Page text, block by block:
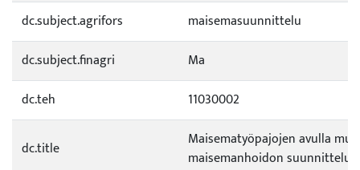
dc.subject.agrifors
maisemasuunnittelu
dc.subject.finagri
Ma
dc.teh
11030002
dc.title
Maisematyöpajojen avulla
maisemanhoidon